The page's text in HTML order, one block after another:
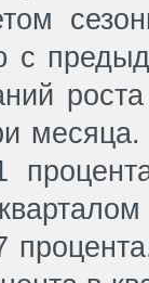
с
месяца.